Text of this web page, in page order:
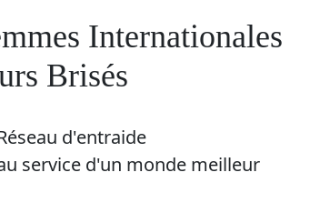
Internationales
Brisés
d'entraide
service d'un monde meilleur